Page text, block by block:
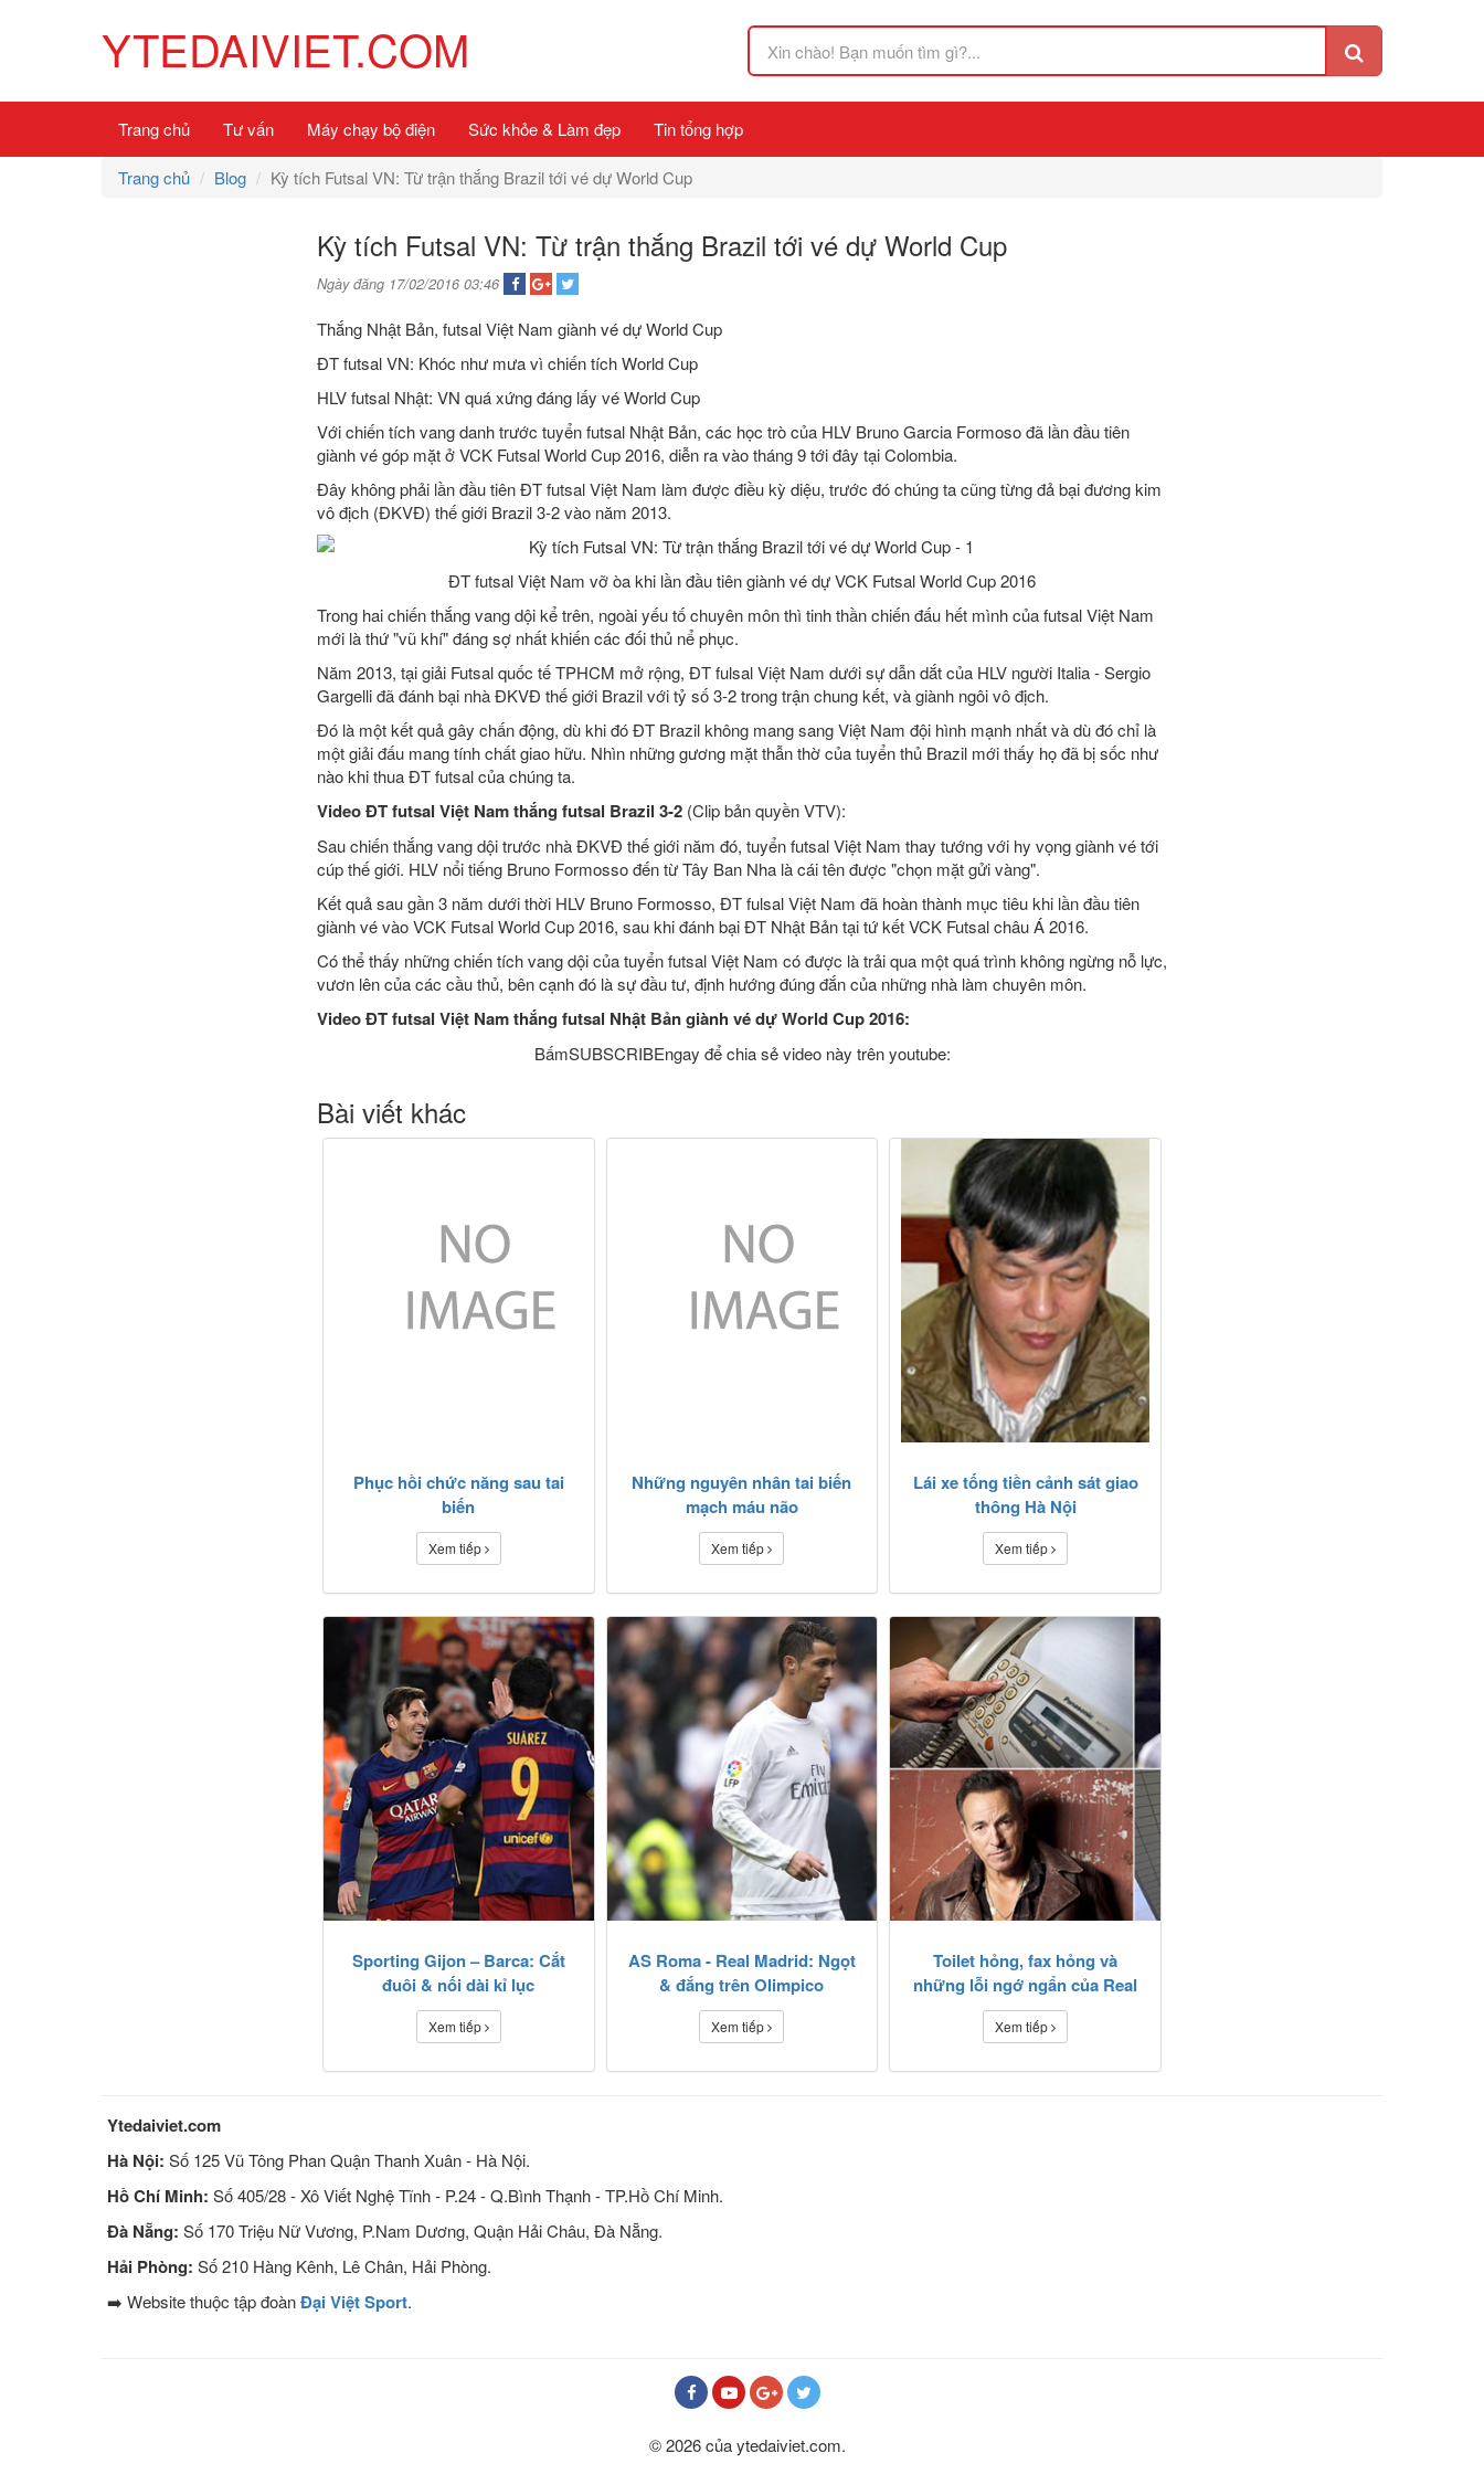
YTEDAIVIET.COM
Trang chủ Tư vấn Máy chạy bộ điện Sức khỏe & Làm đẹp Tin tổng hợp
Trang chủ Blog Kỳ tích Futsal VN: Từ trận thắng Brazil tới vé dự World Cup
Kỳ tích Futsal VN: Từ trận thắng Brazil tới vé dự World Cup
Ngày đăng 17/02/2016 03:46
Thắng Nhật Bản, futsal Việt Nam giành vé dự World Cup
ĐT futsal VN: Khóc như mưa vì chiến tích World Cup
HLV futsal Nhật: VN quá xứng đáng lấy vé World Cup
Với chiến tích vang danh trước tuyển futsal Nhật Bản, các học trò của HLV Bruno Garcia Formoso đã lần đầu tiên
giành vé góp mặt ở VCK Futsal World Cup 2016, diễn ra vào tháng 9 tới đây tại Colombia.
Đây không phải lần đầu tiên ĐT futsal Việt Nam làm được điều kỳ diệu, trước đó chúng ta cũng từng đả bại đương kim
vô địch (ĐKVĐ) thế giới Brazil 3-2 vào năm 2013.
ĐT futsal Việt Nam vỡ òa khi lần đầu tiên giành vé dự VCK Futsal World Cup 2016
Trong hai chiến thắng vang dội kể trên, ngoài yếu tố chuyên môn thì tinh thần chiến đấu hết mình của futsal Việt Nam
mới là thứ "vũ khí" đáng sợ nhất khiến các đối thủ nể phục.
Năm 2013, tại giải Futsal quốc tế TPHCM mở rộng, ĐT fulsal Việt Nam dưới sự dẫn dắt của HLV người Italia - Sergio
Gargelli đã đánh bại nhà ĐKVĐ thế giới Brazil với tỷ số 3-2 trong trận chung kết, và giành ngôi vô địch.
Đó là một kết quả gây chấn động, dù khi đó ĐT Brazil không mang sang Việt Nam đội hình mạnh nhất và dù đó chỉ là
một giải đấu mang tính chất giao hữu. Nhìn những gương mặt thẫn thờ của tuyển thủ Brazil mới thấy họ đã bị sốc như
nào khi thua ĐT futsal của chúng ta.
Video ĐT futsal Việt Nam thắng futsal Brazil 3-2 (Clip bản quyền VTV):
Sau chiến thắng vang dội trước nhà ĐKVĐ thế giới năm đó, tuyển futsal Việt Nam thay tướng với hy vọng giành vé tới
cúp thế giới. HLV nổi tiếng Bruno Formosso đến từ Tây Ban Nha là cái tên được "chọn mặt gửi vàng".
Kết quả sau gần 3 năm dưới thời HLV Bruno Formosso, ĐT fulsal Việt Nam đã hoàn thành mục tiêu khi lần đầu tiên
giành vé vào VCK Futsal World Cup 2016, sau khi đánh bại ĐT Nhật Bản tại tứ kết VCK Futsal châu Á 2016.
Có thể thấy những chiến tích vang dội của tuyển futsal Việt Nam có được là trải qua một quá trình không ngừng nỗ lực,
vươn lên của các cầu thủ, bên cạnh đó là sự đầu tư, định hướng đúng đắn của những nhà làm chuyên môn.
Video ĐT futsal Việt Nam thắng futsal Nhật Bản giành vé dự World Cup 2016:
BấmSUBSCRIBEngay để chia sẻ video này trên youtube:
Bài viết khác
Phục hồi chức năng sau tai
biến
Xem tiếp
Những nguyên nhân tai biến
mạch máu não
Xem tiếp
Lái xe tống tiền cảnh sát giao
thông Hà Nội
Xem tiếp
Sporting Gijon – Barca: Cắt
đuôi & nối dài kỉ lục
Xem tiếp
AS Roma - Real Madrid: Ngọt
& đắng trên Olimpico
Xem tiếp
Toilet hỏng, fax hỏng và
những lỗi ngớ ngẩn của Real
Xem tiếp
Ytedaiviet.com
Hà Nội: Số 125 Vũ Tông Phan Quận Thanh Xuân - Hà Nội.
Hồ Chí Minh: Số 405/28 - Xô Viết Nghệ Tĩnh - P.24 - Q.Bình Thạnh - TP.Hồ Chí Minh.
Đà Nẵng: Số 170 Triệu Nữ Vương, P.Nam Dương, Quận Hải Châu, Đà Nẵng.
Hải Phòng: Số 210 Hàng Kênh, Lê Chân, Hải Phòng.
➡️ Website thuộc tập đoànĐại Việt Sport.
© 2026 của ytedaiviet.com.